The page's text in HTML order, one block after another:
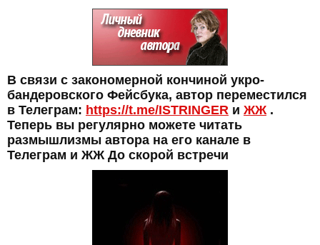
В связи с закономерной кончиной укро-
бандеровского Фейсбука, автор переместился
в Телеграм: https://t.me/ISTRINGER и ЖЖ .
Теперь вы регулярно можете читать
размышлизмы автора на его канале в
Телеграм и ЖЖ До скорой встречи